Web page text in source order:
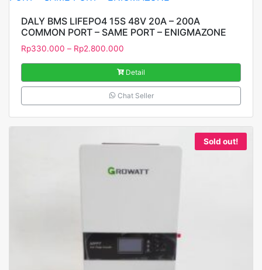
DALY BMS LIFEPO4 15S 48V 20A – 200A
COMMON PORT – SAME PORT – ENIGMAZONE
Rp330.000 – Rp2.800.000
Detail
Chat Seller
Sold out!